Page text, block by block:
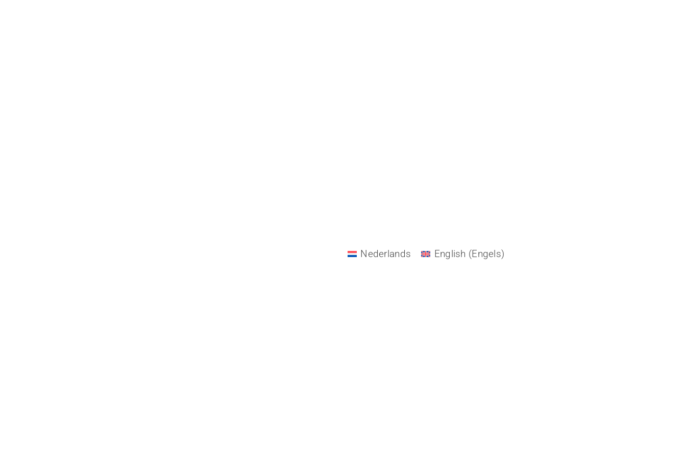
Nederlands English (Engels)